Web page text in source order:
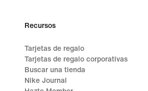
Recursos
Tarjetas de regalo
Tarjetas de regalo corporativas
Buscar una tienda
Nike Journal